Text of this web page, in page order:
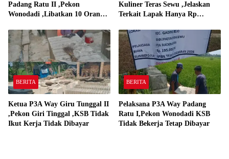
Padang Ratu II ,Pekon
Wonodadi ,Libatkan 10 Orang
Padang Ratu
Kuliner Teras Sewu ,Jelaskan
Terkait Lapak Hanya Rp
BERITA
Ketua P3A Way Giru Tunggal II
,Pekon Giri Tinggal ,KSB Tidak
Ikut Kerja Tidak Dibayar
BERITA
Pelaksana P3A Way Padang
Ratu I,Pekon Wonodadi KSB
Tidak Bekerja Tetap Dibayar